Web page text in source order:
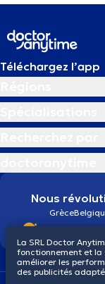
Téléchargez l’app
Nous
Grèce
La SRL Doctor
fonctionnement et la
améliorer les
des publicités